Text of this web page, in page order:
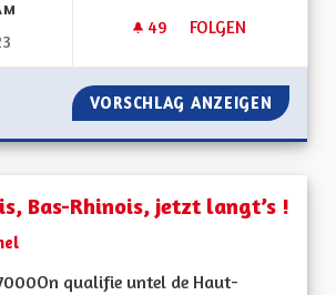
49 49 FOLLOWER
FOLGEN
HÔPITAL SAINT-
VORSCHLAG ANZEIGEN
Bas-Rhinois, jetzt langt’s !
qualifie untel de Haut-